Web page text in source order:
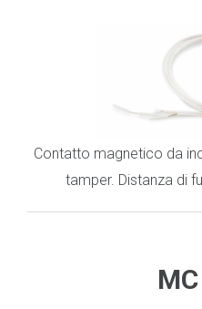
Contatto magnetico da
tamper. Distanza di